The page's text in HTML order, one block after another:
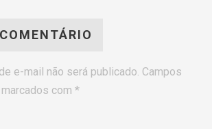
e-mail não será publicado. Campos
com*